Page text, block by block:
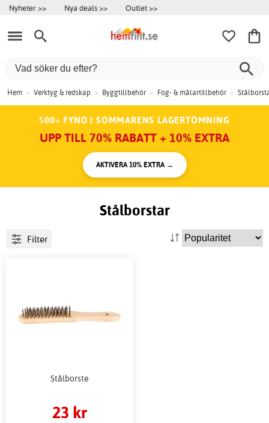
Nyheter >> Nya deals >> Outlet >>
Hem > Verktyg & redskap > Byggtillbehör > Fog- & målartillbehör >
500+ FYND I SOMMARENS LAGERTÖMNING
UPP TILL 70% RABATT + 10% EXTRA
AKTIVERA 10% EXTRA →
Stålborstar
Filter
Stålborste
23 kr